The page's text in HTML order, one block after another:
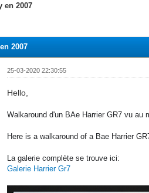
en 2007
2007
25-03-2020 22:30:55
Hello,
Walkaround d'un BAe Harrier GR7 vu au
Here is a walkaround of a Bae Harrier
La galerie complète se trouve ici:
Galerie Harrier Gr7